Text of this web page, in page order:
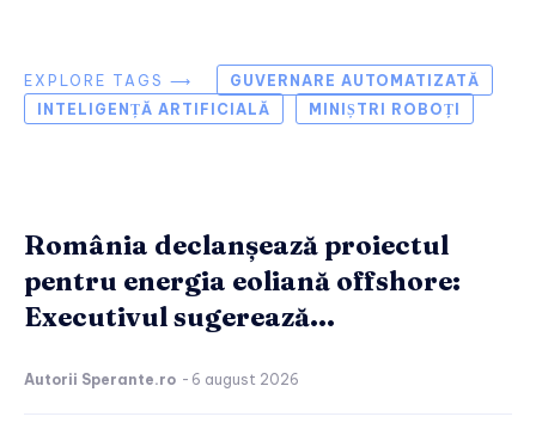
EXPLORE TAGS ⟶
GUVERNARE AUTOMATIZATĂ
INTELIGENȚĂ ARTIFICIALĂ
MINIȘTRI ROBOȚI
România declanșează proiectul
pentru energia eoliană offshore:
Executivul sugerează...
Autorii Sperante.ro - 6 august 2026